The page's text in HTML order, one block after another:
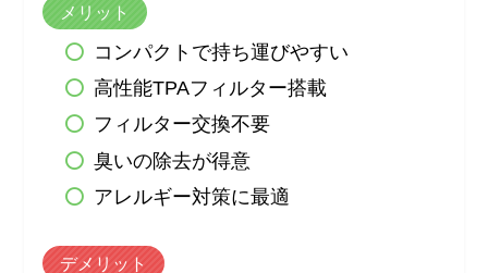
メリット
コンパクトで持ち運びやすい
高性能TPAフィルター搭載
フィルター交換不要
臭いの除去が得意
アレルギー対策に最適
デメリット